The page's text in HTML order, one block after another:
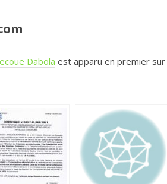
Dabola est apparu en premier sur